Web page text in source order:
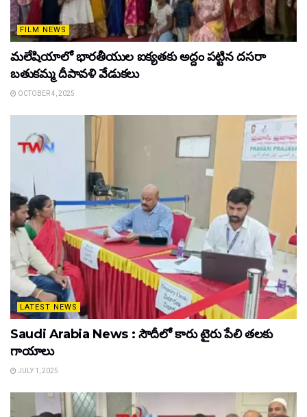
FILM NEWS
మలేషియాలో భారతీయుల ఐక్యతకు అద్దం పట్టిన దసరా
బతుకమ్మ దీపావళి వేడుకలు
OCTOBER 4, 2025
LATEST NEWS
Saudi Arabia News : సౌదీలో కారు టైరు పేలి తలకు
గాయాలు
JULY 1, 2025